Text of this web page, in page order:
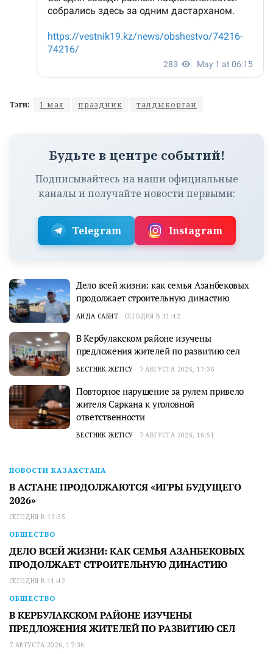
Тэги: 1 мая праздник талдыкорган
Будьте в центре событий!
Подписывайтесь на наши официальные
каналы и получайте новости первыми:
Telegram Instagram
Дело всей жизни: как семья Азанбековых
продолжает строительную династию
АИДА САБИТ СЕГОДНЯ В 11:42
В Кербулакском районе изучены
предложения жителей по развитию сел
ВЕСТНИК ЖЕТІСУ 7 АВГУСТА 2026, 17:36
Повторное нарушение за рулем привело
жителя Саркана к уголовной
ответственности
ВЕСТНИК ЖЕТІСУ 7 АВГУСТА 2026, 16:51
НОВОСТИ КАЗАХСТАНА
В АСТАНЕ ПРОДОЛЖАЮТСЯ «ИГРЫ БУДУЩЕГО
2026»
СЕГОДНЯ В 13:35
ОБЩЕСТВО
ДЕЛО ВСЕЙ ЖИЗНИ: КАК СЕМЬЯ АЗАНБЕКОВЫХ
ПРОДОЛЖАЕТ СТРОИТЕЛЬНУЮ ДИНАСТИЮ
СЕГОДНЯ В 11:42
ОБЩЕСТВО
В КЕРБУЛАКСКОМ РАЙОНЕ ИЗУЧЕНЫ
ПРЕДЛОЖЕНИЯ ЖИТЕЛЕЙ ПО РАЗВИТИЮ СЕЛ
7 АВГУСТА 2026, 17:36